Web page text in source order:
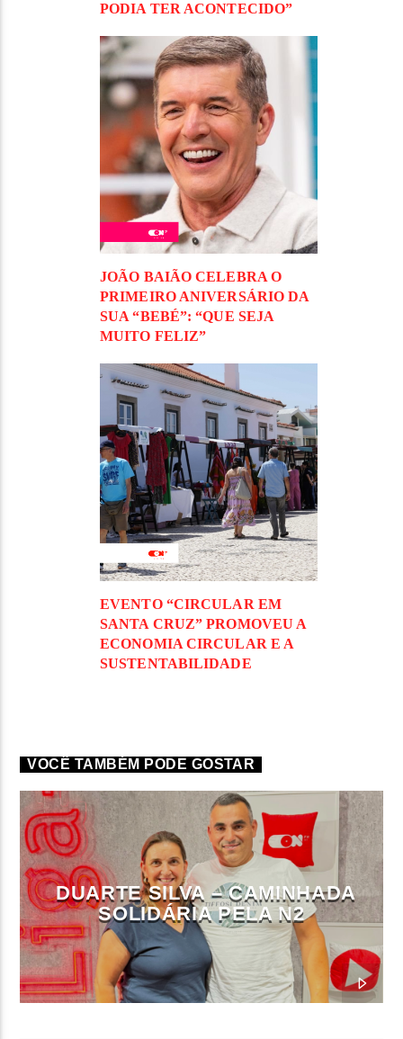
PODIA TER ACONTECIDO”
JOÃO BAIÃO CELEBRA O
PRIMEIRO ANIVERSÁRIO DA
SUA “BEBÉ”: “QUE SEJA
MUITO FELIZ”
EVENTO “CIRCULAR EM
SANTA CRUZ” PROMOVEU A
ECONOMIA CIRCULAR E A
SUSTENTABILIDADE
VOCÊ TAMBÉM PODE GOSTAR
DUARTE SILVA – CAMINHADA
SOLIDÁRIA PELA N2